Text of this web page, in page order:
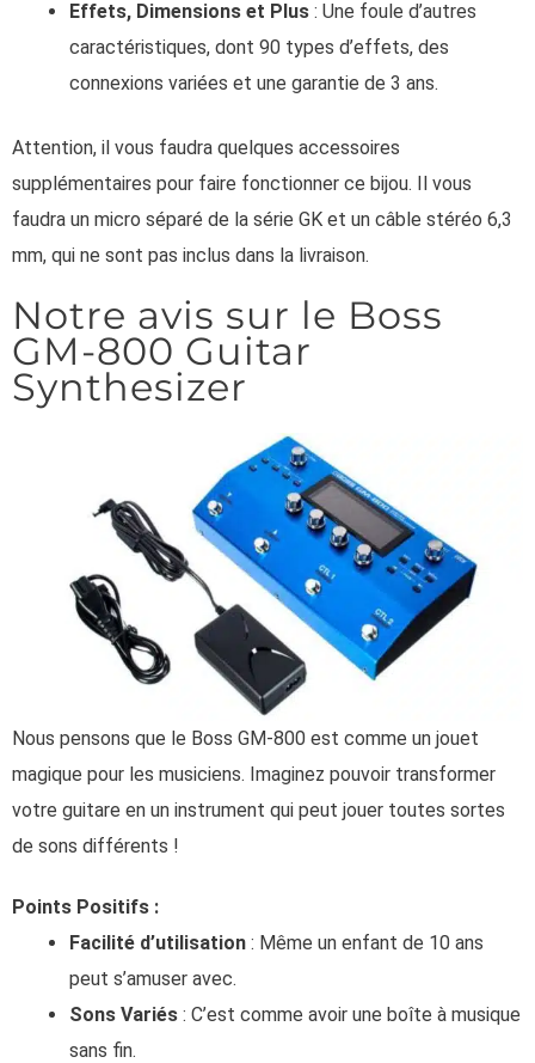
Effets, Dimensions et Plus : Une foule d’autres
caractéristiques, dont 90 types d’effets, des
connexions variées et une garantie de 3 ans.
Attention, il vous faudra quelques accessoires
supplémentaires pour faire fonctionner ce bijou. Il vous
faudra un micro séparé de la série GK et un câble stéréo 6,3
mm, qui ne sont pas inclus dans la livraison.
Notre avis sur le Boss
GM-800 Guitar
Synthesizer
Nous pensons que le Boss GM-800 est comme un jouet
magique pour les musiciens. Imaginez pouvoir transformer
votre guitare en un instrument qui peut jouer toutes sortes
de sons différents !
Points Positifs :
Facilité d’utilisation : Même un enfant de 10 ans
peut s’amuser avec.
Sons Variés : C’est comme avoir une boîte à musique
sans fin.